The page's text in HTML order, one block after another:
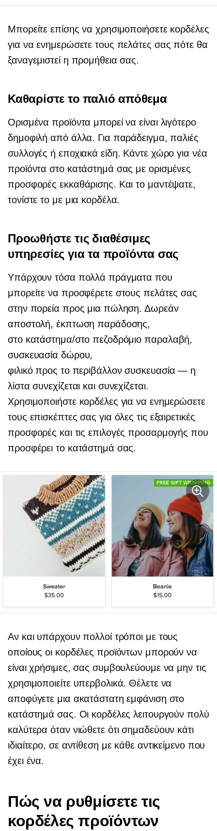
Μπορείτε επίσης να χρησιμοποιήσετε κορδέλες
για να ενημερώσετε τους πελάτες σας πότε θα
ξαναγεμιστεί η προμήθεια σας.
Καθαρίστε το παλιό απόθεμα
Ορισμένα προϊόντα μπορεί να είναι λιγότερο
δημοφιλή από άλλα. Για παράδειγμα, παλιές
συλλογές ή εποχιακά είδη. Κάντε χώρο για νέα
προϊόντα στο κατάστημά σας με ορισμένες
προσφορές εκκαθάρισης. Και το μαντέψατε,
τονίστε το με μια κορδέλα.
Προωθήστε τις διαθέσιμες
υπηρεσίες για τα προϊόντα σας
Υπάρχουν τόσα πολλά πράγματα που
μπορείτε να προσφέρετε στους πελάτες σας
στην πορεία προς μια πώληση. Δωρεάν
αποστολή, έκπτωση παράδοσης,
στο κατάστημα/στο πεζοδρόμιο παραλαβή,
συσκευασία δώρου,
φιλικό προς το περιβάλλονσυσκευασία — η
λίστα συνεχίζεται και συνεχίζεται.
Χρησιμοποιήστε κορδέλες για να ενημερώσετε
τους επισκέπτες σας για όλες τις εξαιρετικές
προσφορές και τις επιλογές προσαρμογής που
προσφέρει το κατάστημά σας.
Αν και υπάρχουν πολλοί τρόποι με τους
οποίους οι κορδέλες προϊόντων μπορούν να
είναι χρήσιμες, σας συμβουλεύουμε να μην τις
χρησιμοποιείτε υπερβολικά. Θέλετε να
αποφύγετε μια ακατάστατη εμφάνιση στο
κατάστημά σας. Οι κορδέλες λειτουργούν πολύ
καλύτερα όταν νιώθετε ότι σημαδεύουν κάτι
ιδιαίτερο, σε αντίθεση με κάθε αντικείμενο που
έχει ένα.
Πώς να ρυθμίσετε τις
κορδέλες προϊόντων